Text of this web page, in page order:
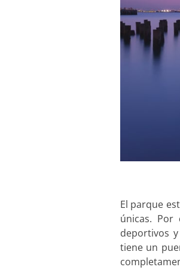
El parque
únicas.
deportivos
tiene un